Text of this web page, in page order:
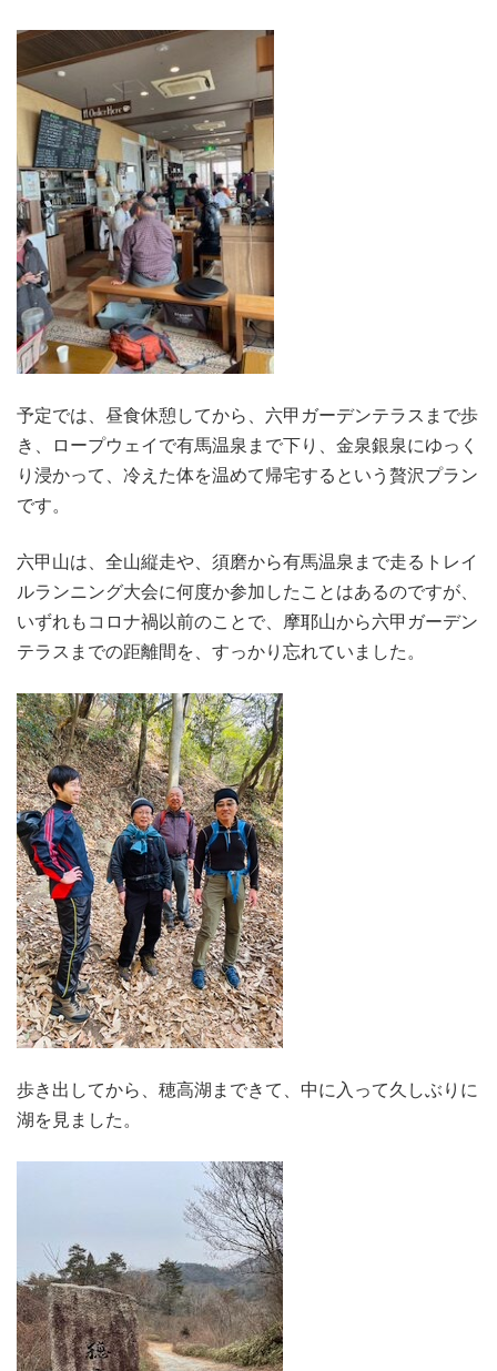
予定では、昼食休憩してから、六甲ガーデンテラスまで歩
き、ロープウェイで有馬温泉まで下り、金泉銀泉にゆっく
り浸かって、冷えた体を温めて帰宅するという贅沢プラン
です。
六甲山は、全山縦走や、須磨から有馬温泉まで走るトレイ
ルランニング大会に何度か参加したことはあるのですが、
いずれもコロナ禍以前のことで、摩耶山から六甲ガーデン
テラスまでの距離間を、すっかり忘れていました。
歩き出してから、穂高湖まできて、中に入って久しぶりに
湖を見ました。